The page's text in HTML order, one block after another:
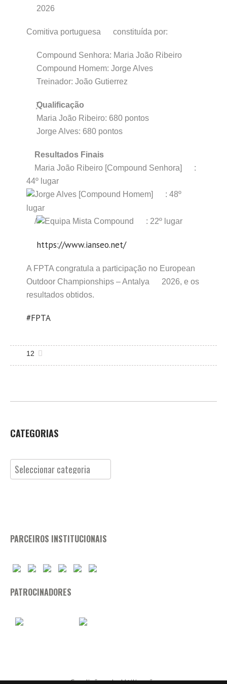
2026
Comitiva portuguesa constituída por:
Compound Senhora: Maria João Ribeiro
Compound Homem: Jorge Alves
Treinador: João Gutierrez
Qualificação
Maria João Ribeiro: 680 pontos
Jorge Alves: 680 pontos
Resultados Finais
Maria João Ribeiro [Compound Senhora]
:
44º lugar
Jorge Alves [Compound Homem]
: 48º
lugar
/
Equipa Mista Compound : 22º lugar
https://www.ianseo.net/
A FPTA congratula a participação no European
Outdoor Championships – Antalya
2026, e os
resultados obtidos.
#FPTA
12
CATEGORIAS
Categorias
PARCEIROS INSTITUCIONAIS
PATROCINADORES